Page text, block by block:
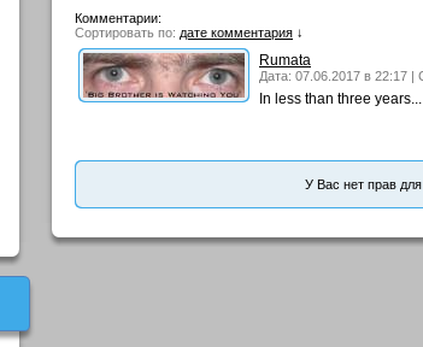
Комментарии:
Сортировать по: дате комментария ↓
Rumata
Дата: 07.06.2017 в 22:17 |
In less than three years...
У Вас нет прав